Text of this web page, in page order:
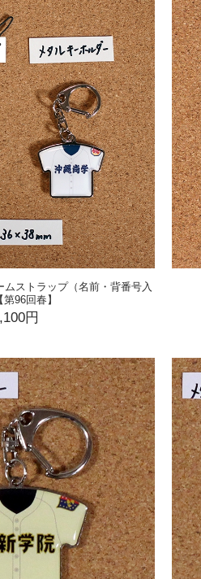
ムストラップ（名前・背番号入
96回春】
円